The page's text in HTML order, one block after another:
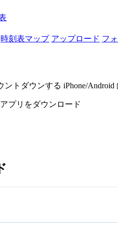
時刻表マップ アップロード フ
トダウンする iPhone/
アプリをダウンロード